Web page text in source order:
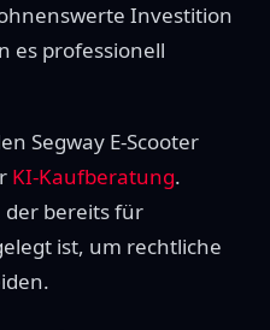
Investition
es professionell
Segway E-Scooter
KI-Kaufberatung.
der bereits für
ist, um rechtliche